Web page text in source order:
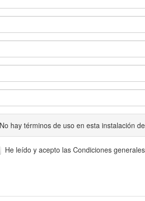
No hay términos de uso en esta instalación
He leído y acepto las Condiciones